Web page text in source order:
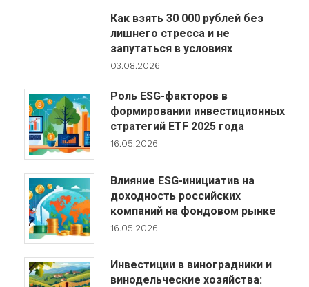
Как взять 30 000 рублей без
лишнего стресса и не
запутаться в условиях
03.08.2026
Роль ESG-факторов в
формировании инвестиционных
стратегий ETF 2025 года
16.05.2026
Влияние ESG-инициатив на
доходность российских
компаний на фондовом рынке
16.05.2026
Инвестиции в виноградники и
винодельческие хозяйства: